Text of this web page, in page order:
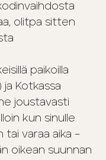
olitpa sitten
paikoilla
ja Kotkassa
joustavasti
kun sinulle
tai varaa aika –
oikean suunnan